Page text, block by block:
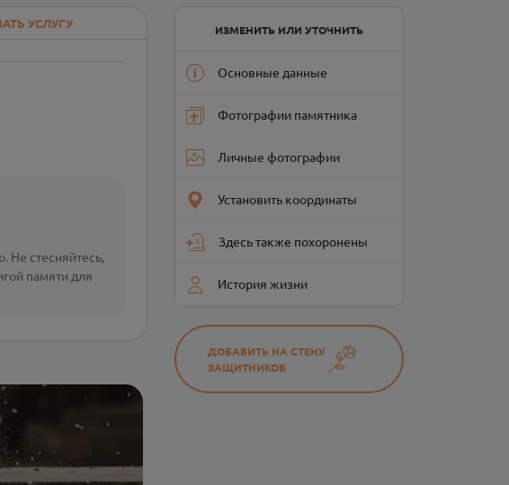
УСЛУГУ
Не стесняйтесь,
памяти для
ИЗМЕНИТЬ ИЛИ УТОЧНИТЬ
Основные данные
Фотографии памятника
Личные фотографии
Установить координаты
Здесь также похоронены
История жизни
ДОБАВИТЬ НА СТЕНУ
ЗАЩИТНИКОВ